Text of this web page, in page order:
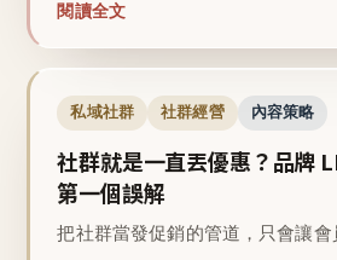
閱讀全文
私域社群 社群經營 內容策略
社群就是一直丟優惠？品牌
第一個誤解
把社群當發促銷的管道，只會讓會